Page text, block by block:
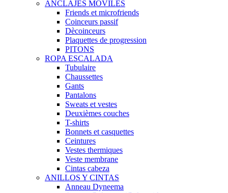
ANCLAJES MÓVILES
Friends et microfriends
Coinceurs passif
Dècoinceurs
Plaquettes de progression
PITONS
ROPA ESCALADA
Tubulaire
Chaussettes
Gants
Pantalons
Sweats et vestes
Deuxièmes couches
T-shirts
Bonnets et casquettes
Ceintures
Vestes thermiques
Veste membrane
Cintas cabeza
ANILLOS Y CINTAS
Anneau Dyneema